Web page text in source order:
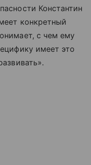
Константин
конкретный
с чем ему
имеет это